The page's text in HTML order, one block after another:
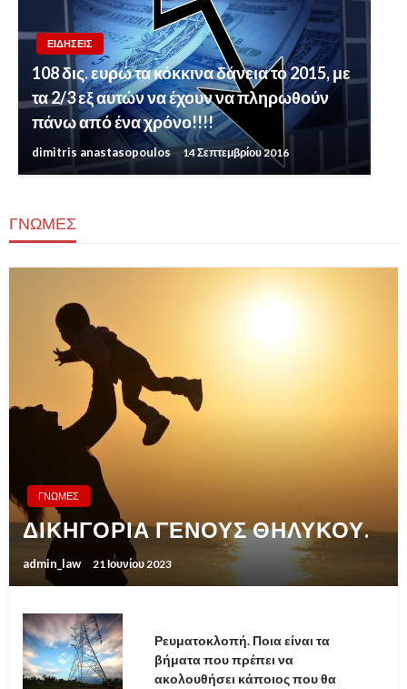
ΓΝΩΜΕΣ
ΓΝΩΜΕΣ
ΔΙΚΗΓΟΡΙΑ ΓΕΝΟΥΣ ΘΗΛΥΚΟΥ.
admin_law 21 Ιουνίου 2023
Ρευματοκλοπή. Ποια είναι τα
βήματα που πρέπει να
ακολουθήσει κάποιος που θα
ΕΙΔΗΣΕΙΣ
108 δις. ευρώ τα κόκκινα δάνεια το 2015, με
τα 2/3 εξ αυτών να έχουν να πληρωθούν
πάνω από ένα χρόνο!!!!
dimitris anastasopoulos 14 Σεπτεμβρίου 2016